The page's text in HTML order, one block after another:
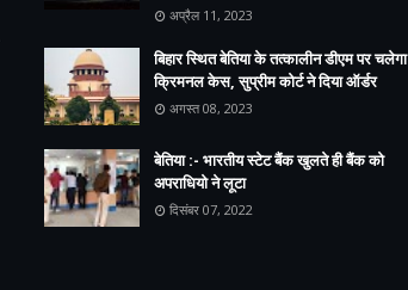
अप्रैल 11, 2023
बिहार स्थित बेतिया के तत्कालीन डीएम पर चलेगा
क्रिमनल केस, सुप्रीम कोर्ट ने दिया ऑर्डर
अगस्त 08, 2023
बेतिया :- भारतीय स्टेट बैंक खुलते ही बैंक को
अपराधियो ने लूटा
दिसंबर 07, 2022